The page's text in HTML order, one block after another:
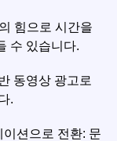
힘으로 시간을
수 있습니다.
동영상 광고로
.
션으로 전환: 문